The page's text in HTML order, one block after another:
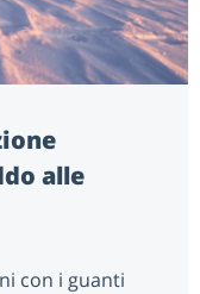
alle
con i guanti